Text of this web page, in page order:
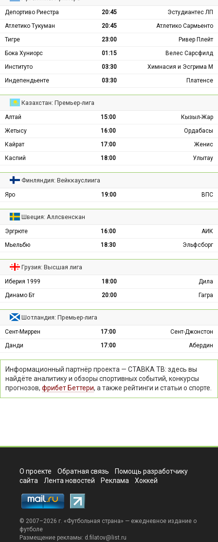
Депортиво Риестра 20:45
Эстудиантес ЛП
Атлетико Тукуман
20:45
Атлетико Сармьенто
Тигре
23:00
Ривер Плейт
Бока Хуниорс
01:15
Велес Сарсфилд
Институто
03:30
Химнасия и Эсгрима М
Индепендьенте
03:30 Платенсе
Казахстан: Премьер-лига
Алтай 15:00
Кызыл-Жар
Жетысу
16:00
Ордабасы
Кайрат
17:00
Женис
Каспий
18:00 Улытау
Финляндия: Вейккауслиига
Яро 19:00 ВПС
Швеция: Аллсвенскан
Эргрюте 16:00
АИК
Мьельбю
18:30 Эльфсборг
Грузия: Высшая лига
Иберия 1999 18:00
Дила
Динамо Бт
20:00 Гагра
Шотландия: Премьер-лига
Сент-Миррен 17:00
Сент-Джонстон
Данди
17:00 Абердин
Информационный партнёр проекта — СТАВКА ТВ: здесь вы
найдёте аналитику и обзоры спортивных событий, конкурсы
прогнозов, фрибет Беттери, а также рейтинги и статьи о спорте.
О проекте Обратная связь
Помощь разработчику
сайта
Лента новостей Реклама Хоккей
© 2007–2026 г. «Футбольная страна» — ежедневное издание о
футболе
Размещение рекламы: d.filatov@list.ru